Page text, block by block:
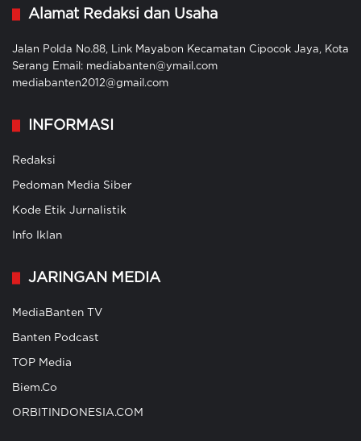
Alamat Redaksi dan Usaha
Jalan Polda No.88, Link Mayabon Kecamatan Cipocok Jaya, Kota
Serang Email: mediabanten@ymail.com
mediabanten2012@gmail.com
INFORMASI
Redaksi
Pedoman Media Siber
Kode Etik Jurnalistik
Info Iklan
JARINGAN MEDIA
MediaBanten TV
Banten Podcast
TOP Media
Biem.Co
ORBITINDONESIA.COM